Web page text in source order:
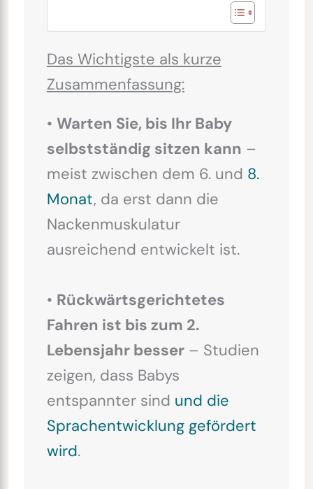
Das Wichtigste als kurze
Zusammenfassung:
• Warten Sie, bis Ihr Baby
selbstständig sitzen kann –
meist zwischen dem 6. und 8.
Monat, da erst dann die
Nackenmuskulatur
ausreichend entwickelt ist.
• Rückwärtsgerichtetes
Fahren ist bis zum 2.
Lebensjahr besser– Studien
zeigen, dass Babys
entspannter sind und die
Sprachentwicklung gefördert
wird.